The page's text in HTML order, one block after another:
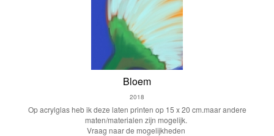
Bloem
2018
Op acrylglas heb ik deze laten printen op 15 x 20 cm.maar andere
maten/materialen zijn mogelijk.
Vraag naar de mogelijkheden